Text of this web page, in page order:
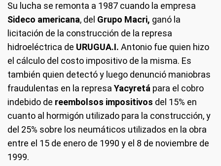
Su lucha se remonta a 1987 cuando la empresa
Sideco americana, del Grupo Macri, ganó la
licitación de la construcción de la represa
hidroeléctrica de URUGUA.I. Antonio fue quien hizo
el cálculo del costo impositivo de la misma. Es
también quien detectó y luego denunció maniobras
fraudulentas en la represa Yacyretá para el cobro
indebido de reembolsos impositivos del 15% en
cuanto al hormigón utilizado para la construcción, y
del 25% sobre los neumáticos utilizados en la obra
entre el 15 de enero de 1990 y el 8 de noviembre de
1999.